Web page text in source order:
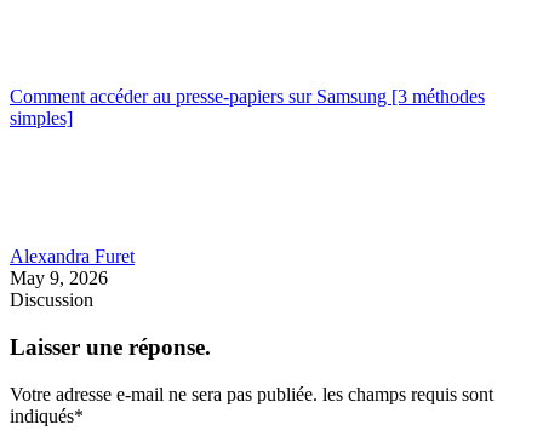
Comment accéder au presse-papiers sur Samsung [3 méthodes
simples]
Alexandra Furet
May 9, 2026
Discussion
Laisser une réponse.
Votre adresse e-mail ne sera pas publiée. les champs requis sont
indiqués*